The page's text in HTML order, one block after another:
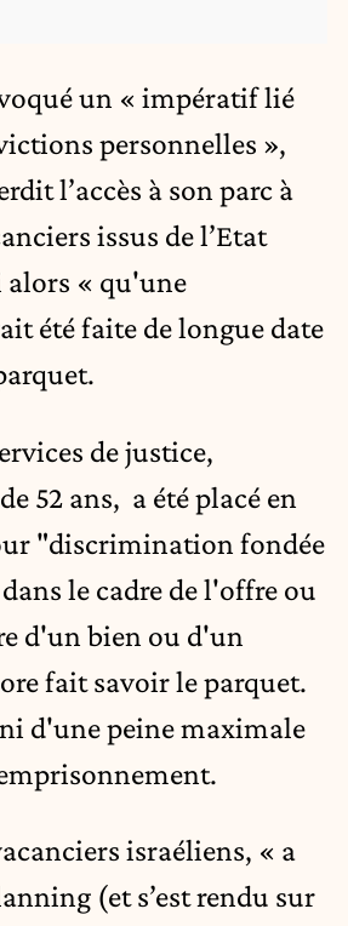
un « impératif lié
personnelles »,
l’accès à son parc à
issus de l’Etat
alors « qu'une
été faite de longue date
de justice,
52 ans, a été placé en
"discrimination fondée
le cadre de l'offre ou
d'un bien ou d'un
fait savoir le parquet.
d'une peine maximale
israéliens, « a
(et s’est rendu sur